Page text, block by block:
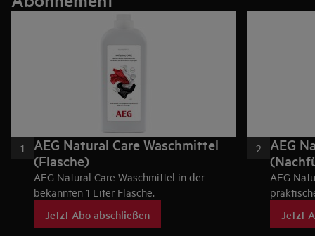
1
AEG Natural Care Waschmittel
(Flasche)
AEG Natural Care Waschmittel in der
bekannten 1 Liter Flasche.
Jetzt Abo abschließen
2
AEG
AEG
Jetzt